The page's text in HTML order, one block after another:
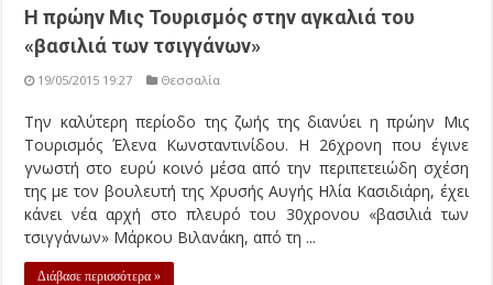
Η πρώην Μις Τουρισμός στην αγκαλιά του
«βασιλιά των τσιγγάνων»
19/05/2015 19:27 Θεσσαλία
Την καλύτερη περίοδο της ζωής της διανύει η πρώην Μις
Τουρισμός Έλενα Κωνσταντινίδου. Η 26χρονη που έγινε
γνωστή στο ευρύ κοινό μέσα από την περιπετειώδη σχέση
της με τον βουλευτή της Χρυσής Αυγής Ηλία Κασιδιάρη, έχει
κάνει νέα αρχή στο πλευρό του 30χρονου «βασιλιά των
τσιγγάνων» Μάρκου Βιλανάκη, από τη ...
Διάβασε περισσότερα »